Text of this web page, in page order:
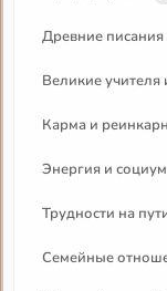
Древние писания
Великие учителя
Карма и
Энергия и социум
Трудности на
Семейные